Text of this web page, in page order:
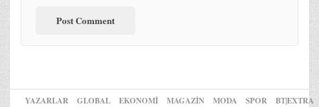
YAZARLAR GLOBAL EKONOMİ MAGAZİN MODA SPOR BT|EXTRA